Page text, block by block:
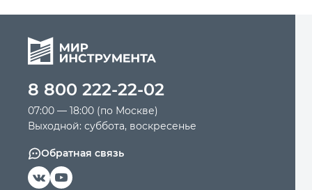
8 800 222-22-02
07:00 — 18:00 (по Москве)
Выходной: суббота, воскресенье
Обратная связь